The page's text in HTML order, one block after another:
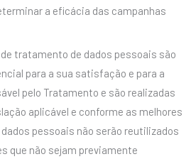
a eficácia das campanhas
tratamento de dados pessoais são
para a sua satisfação e para a
pelo Tratamento e são realizadas
aplicável e conforme as melhores
pessoais não serão reutilizados
que não sejam previamente